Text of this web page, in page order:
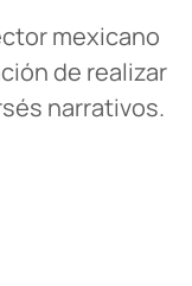
mexicano
de realizar
narrativos.